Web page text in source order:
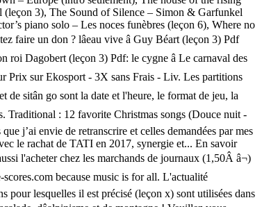
(leçon 3), The Sound of Silence – Simon & Garfunkel
piano solo – Les noces funèbres (leçon 6), Where no
un don ? lâeau vive â Guy Béart (leçon 3) Pdf
Dagobert (leçon 3) Pdf: le cygne â Le carnaval des
Prix sur Ekosport - 3X sans Frais - Liv. Les partitions
sitân go sont la date et l'heure, le format de jeu, la
Traditional : 12 favorite Christmas songs (Douce nuit -
j’ai envie de retranscrire et celles demandées par mes
le rachat de TATI en 2017, synergie et... En savoir
l'acheter chez les marchands de journaux (1,50Â â¬)
because music is for all. L'actualité
pour lesquelles il est précisé (leçon x) sont utilisées dans